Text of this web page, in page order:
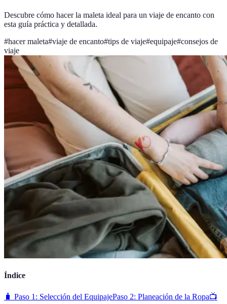
Descubre cómo hacer la maleta ideal para un viaje de encanto con
esta guía práctica y detallada.
#hacer maleta#viaje de encanto#tips de viaje#equipaje#consejos de
viaje
Índice
🧳 Paso 1: Selección del EquipajePaso 2: Planeación de la Ropa📺